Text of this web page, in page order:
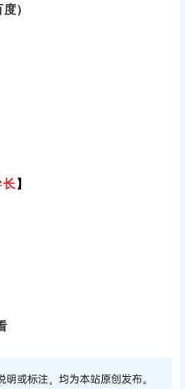
）
】
或标注，均为本站原创发布。